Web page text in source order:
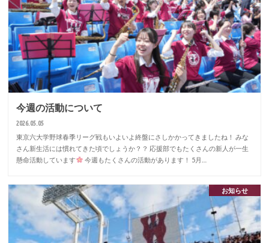
今週の活動について
2026.05.05
東京六大学野球春季リーグ戦もいよいよ終盤にさしかかってきましたね！ みな
さん新生活には慣れてきた頃でしょうか？？ 応援部でもたくさんの新人が一生
懸命活動しています
今週もたくさんの活動があります！ 5月…
お知らせ